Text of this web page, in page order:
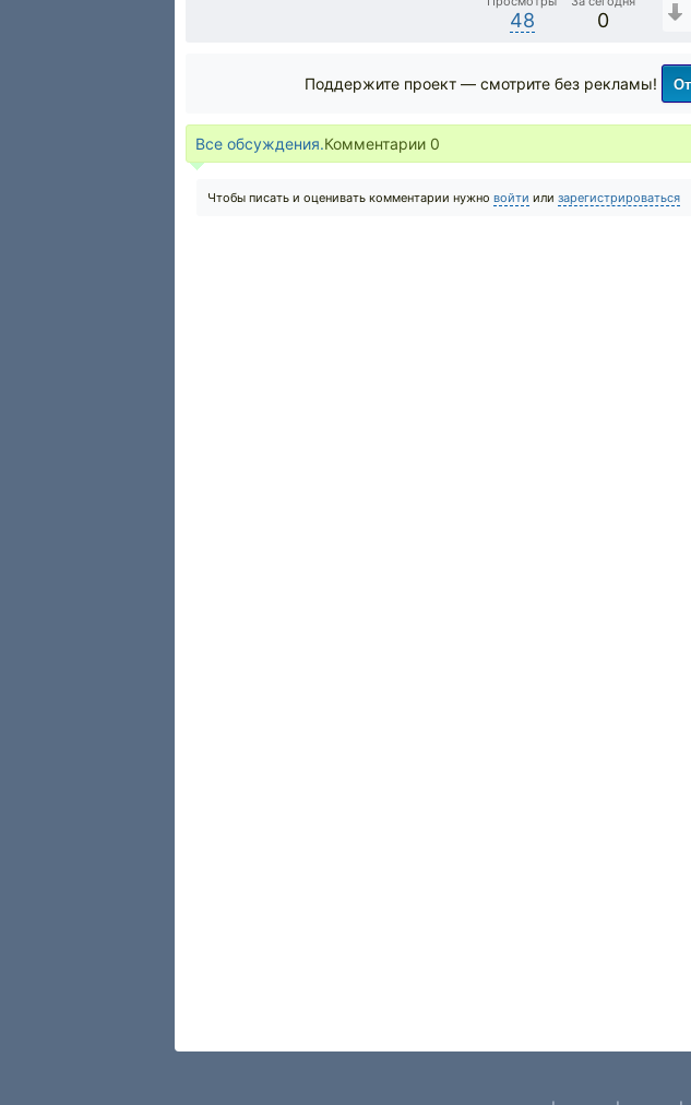
48 0
Поддержите проект — смотрите без рекламы!
Все обсуждения.Комментарии 0
Чтобы писать и оценивать комментарии нужно войти или зарегистрироваться